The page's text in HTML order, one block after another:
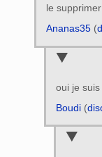
le
Ananas35(
oui je
Boudi(